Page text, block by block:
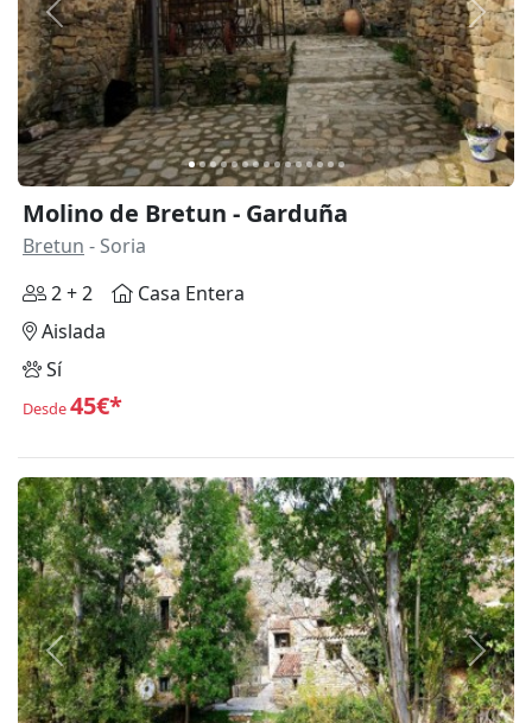
Anterior
Molino de Bretun - Garduña
Bretun - Soria
2 + 2
Casa Entera
Aislada
Sí
Desde45€*
Anterior